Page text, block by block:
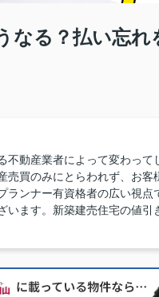
なる？払い忘れ
不動産業者によって変わって
売買のみにとらわれず、お客
ンナー有資格者の広い視点
います。新築建売住宅の値引